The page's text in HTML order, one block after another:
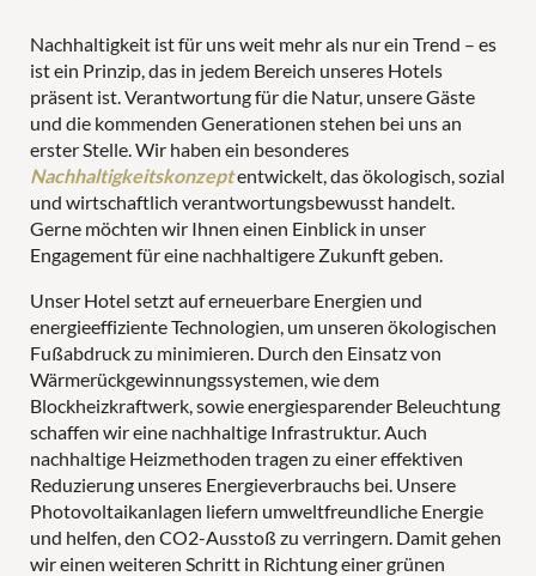
Wellness
Aktivurlaub
Familienzeit
SPIELEWELTEN FÜR PÄRCHEN
PANORAMAPOOL
Nachhaltigkeit ist für uns weit mehr als nur ein Trend – es
ist ein Prinzip, das in jedem Bereich unseres Hotels
präsent ist. Verantwortung für die Natur, unsere Gäste
und die kommenden Generationen stehen bei uns an
erster Stelle. Wir haben ein besonderes
Nachhaltigkeitskonzeptentwickelt, das ökologisch, sozial
und wirtschaftlich verantwortungsbewusst handelt.
Gerne möchten wir Ihnen einen Einblick in unser
Engagement für eine nachhaltigere Zukunft geben.
Unser Hotel setzt auf erneuerbare Energien und
energieeffiziente Technologien, um unseren ökologischen
Fußabdruck zu minimieren. Durch den Einsatz von
Wärmerückgewinnungssystemen, wie dem
Blockheizkraftwerk, sowie energiesparender Beleuchtung
schaffen wir eine nachhaltige Infrastruktur. Auch
nachhaltige Heizmethoden tragen zu einer effektiven
Reduzierung unseres Energieverbrauchs bei. Unsere
Photovoltaikanlagen liefern umweltfreundliche Energie
und helfen, den CO2-Ausstoß zu verringern. Damit gehen
wir einen weiteren Schritt in Richtung einer grünen